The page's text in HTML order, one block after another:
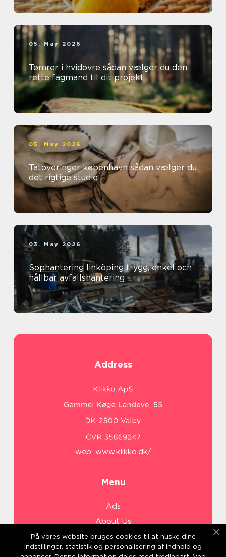
05. May 2026
Tømrer i hvidovre sådan vælger du den
rette fagmand til dit projekt
05. May 2026
Tatoveringer københavn sådan vælger du
det rigtige studie
03. May 2026
Sophantering linköping trygg, enkel och
hållbar avfallshantering
Address
web: www.klikko.dk/
Menu
Ads
About Us
Cookies
Contact
På vores website bruges cookies til at huske dine
indstillinger, statistik og personalisering af indhold og